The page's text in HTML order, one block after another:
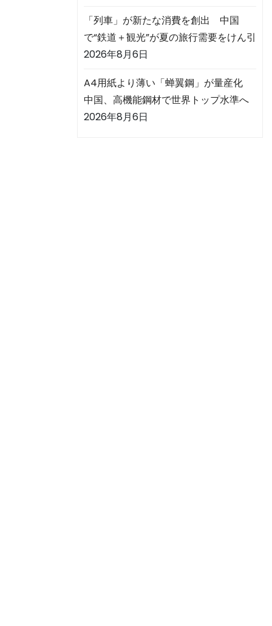
「列車」が新たな消費を創出 中国
で“鉄道＋観光”が夏の旅行需要をけん引
2026年8月6日
A4用紙より薄い「蝉翼鋼」が量産化
中国、高機能鋼材で世界トップ水準へ
2026年8月6日